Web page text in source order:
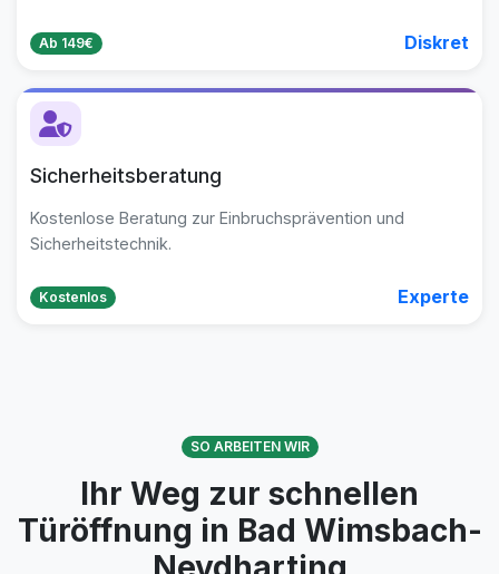
Ab 149€ Diskret
Sicherheitsberatung
Kostenlose Beratung zur Einbruchsprävention und
Sicherheitstechnik.
Kostenlos Experte
SO ARBEITEN WIR
Ihr Weg zur schnellen
Türöffnung in Bad Wimsbach-